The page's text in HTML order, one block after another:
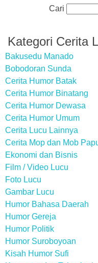
Cari
Kategori Cerita
Bakusedu Manado
Bobodoran Sunda
Cerita Humor Batak
Cerita Humor Binatang
Cerita Humor Dewasa
Cerita Humor Umum
Cerita Lucu Lainnya
Cerita Mop dan Mob
Ekonomi dan Bisnis
Film / Video Lucu
Foto Lucu
Gambar Lucu
Humor Bahasa Daerah
Humor Gereja
Humor Politik
Humor Suroboyoan
Kisah Humor Sufi